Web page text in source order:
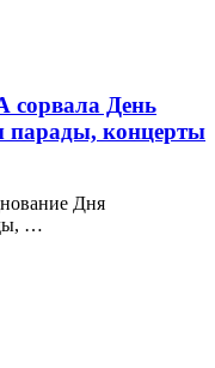
День
парады, концерты
Дня
…